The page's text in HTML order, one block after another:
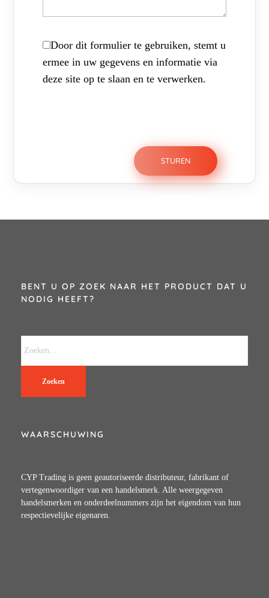
Door dit formulier te gebruiken, stemt u
ermee in uw gegevens en informatie via
deze site op te slaan en te verwerken.
BENT U OP ZOEK NAAR HET PRODUCT DAT U
NODIG HEEFT?
Zoeken
WAARSCHUWING
CYP Trading is geen geautoriseerde distributeur, fabrikant of
vertegenwoordiger van een handelsmerk. Alle weergegeven
handelsmerken en onderdeelnummers zijn het eigendom van hun
respectievelijke eigenaren.